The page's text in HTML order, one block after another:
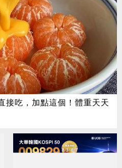
接吃，加點這個！體重天天